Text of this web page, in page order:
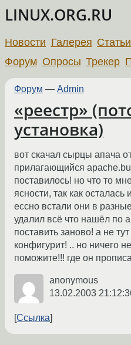
LINUX.ORG.RU
Новости Галерея Статьи
Форум Опросы Трекер
Форум — Admin
«реестр»
установка)
вот скачал сырцы апача
прилагающийся
поставилось! но что то
ясности, так как осталась
ессно встали они в
удалил всё что нашёл по
поставить заново! а не
конфигурит! .. но ничего
поможите!!! где он
anonymous
13.02.2003
Ссылка